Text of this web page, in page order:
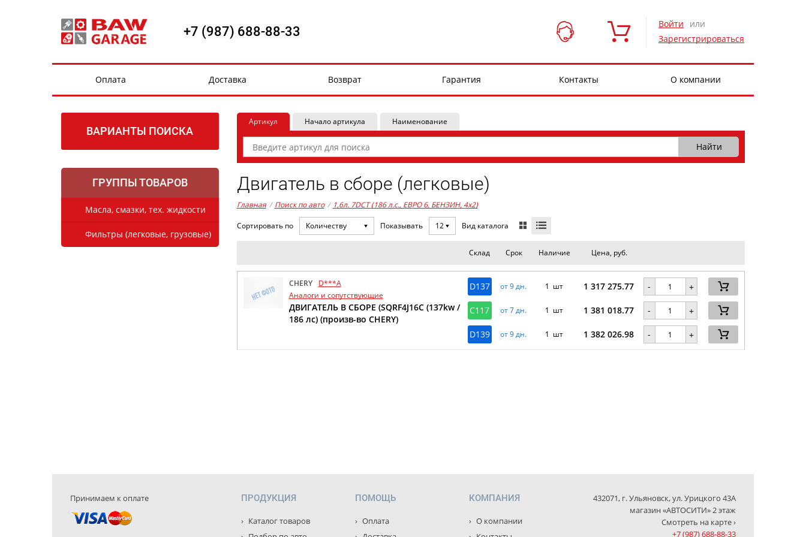
+7 (987) 688-88-33 Войти
или
Зарегистрироваться
Оплата Доставка Возврат Гарантия Контакты О компании
ВАРИАНТЫ ПОИСКА
ГРУППЫ ТОВАРОВ
Масла, смазки, тех. жидкости
Фильтры (легковые, грузовые)
Артикул Начало артикула Наименование
Двигатель в сборе (легковые)
Главная / Поиск по авто / 1,6л. 7DCT (186 л.с., ЕВРО 6, БЕНЗИН, 4x2)
Сортировать по Количеству Показывать 12 Вид каталога
Склад Срок Наличие Цена, руб.
CHERY
D***A
Аналоги и сопутствующие
ДВИГАТЕЛЬ В СБОРЕ (SQRF4J16C (137kw /
186 лс) (произв-во CHERY)
D137 от 9 дн. 1 шт 1 317 275.77 - +
C117 от 7 дн. 1 шт 1 381 018.77 - +
D139 от 9 дн. 1 шт 1 382 026.98 - +
Принимаем к оплате ПРОДУКЦИЯ
Каталог товаров
ПОМОЩЬ
Оплата
КОМПАНИЯ
О компании
432071, г. Ульяновск, ул. Урицкого 43А
магазин «АВТОСИТИ» 2 этаж
Смотреть на карте ›
+7 (987) 688-88-33